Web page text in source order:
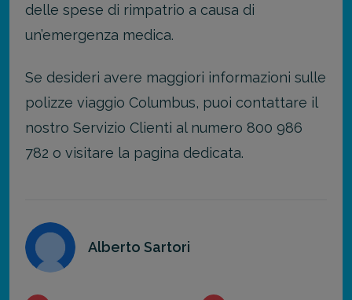
delle spese di rimpatrio a causa di
un’emergenza medica.
Se desideri avere maggiori informazioni sulle
polizze viaggio Columbus, puoi contattare il
nostro Servizio Clienti al numero 800 986
782 o visitare la pagina dedicata.
Alberto Sartori